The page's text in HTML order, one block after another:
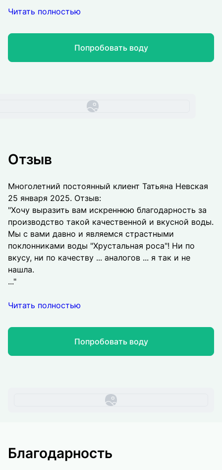
Читать полностью
Попробовать воду
Отзыв
Многолетний постоянный клиент Татьяна Невская
25 января 2025. Отзыв:
"Хочу выразить вам искреннюю благодарность за
производство такой качественной и вкусной воды.
Мы с вами давно и являемся страстными
поклонниками воды "Хрустальная роса"! Ни по
вкусу, ни по качеству ... аналогов ... я так и не
нашла.
..."
Читать полностью
Попробовать воду
Благодарность